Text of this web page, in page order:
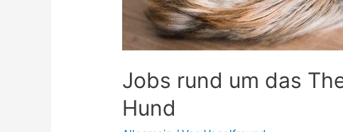
Jobs rund um das
Hund